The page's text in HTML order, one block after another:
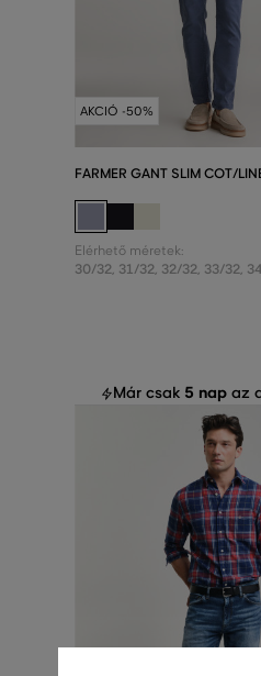
AKCIÓ -50%
FARMER GANT SLIM COT/
Elérhető méretek:
30/32, 31/32, 32/32, 33/32,
Már csak 5 nap az